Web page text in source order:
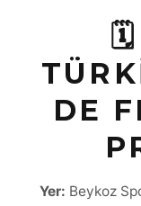
🗓
DE
Yer: Beykoz